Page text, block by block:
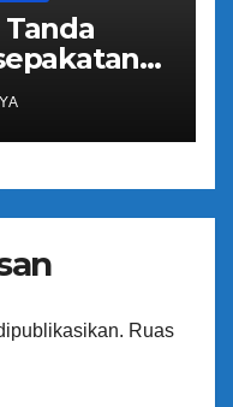
Ruas